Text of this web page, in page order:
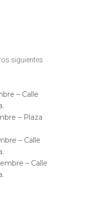
siguientes
– Calle
– Plaza
– Calle
– Calle